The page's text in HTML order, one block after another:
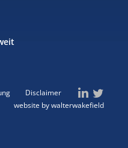
Disclaimer
website by walterwakefield